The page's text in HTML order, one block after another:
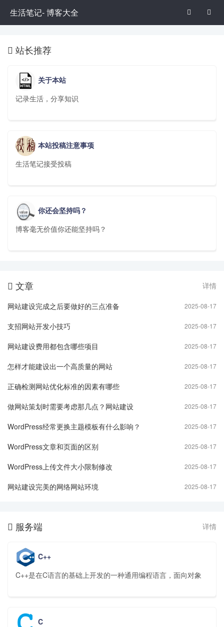
生活笔记- 博客大全 

 站长推荐
关于本站
记录生活，分享知识
本站投稿注意事项
生活笔记接受投稿
你还会坚持吗？
博客毫无价值你还能坚持吗？
 文章 详情
2025-08-17
网站建设完成之后要做好的三点准备
2025-08-17
支招网站开发小技巧
2025-08-17
网站建设费用都包含哪些项目
2025-08-17
怎样才能建设出一个高质量的网站
2025-08-17
正确检测网站优化标准的因素有哪些
2025-08-17
做网站策划时需要考虑那几点？网站建设
2025-08-17
WordPress经常更换主题模板有什么影响？
2025-08-17
WordPress文章和页面的区别
2025-08-17
WordPress上传文件大小限制修改
2025-08-17
网站建设完美的网络网站环境
 服务端 详情
C++
C++是在C语言的基础上开发的一种通用编程语言，面向对象
C